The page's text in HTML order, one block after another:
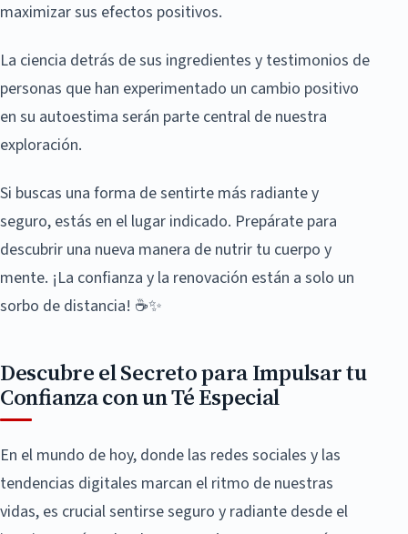
maximizar sus efectos positivos.
La ciencia detrás de sus ingredientes y testimonios de
personas que han experimentado un cambio positivo
en su autoestima serán parte central de nuestra
exploración.
Si buscas una forma de sentirte más radiante y
seguro, estás en el lugar indicado. Prepárate para
descubrir una nueva manera de nutrir tu cuerpo y
mente. ¡La confianza y la renovación están a solo un
sorbo de distancia! ☕✨
Descubre el Secreto para Impulsar tu
Confianza con un Té Especial
En el mundo de hoy, donde las redes sociales y las
tendencias digitales marcan el ritmo de nuestras
vidas, es crucial sentirse seguro y radiante desde el